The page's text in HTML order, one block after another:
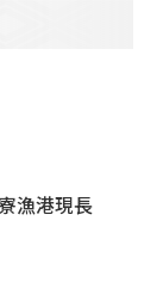
漁港現長